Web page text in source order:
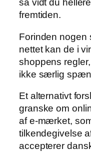
så vidt du
fremtiden.
Forinden nogen
nettet kan de i
shoppens
ikke særlig
Et alternativt
granske om
af e-mærket,
tilkendegivelse
accepterer